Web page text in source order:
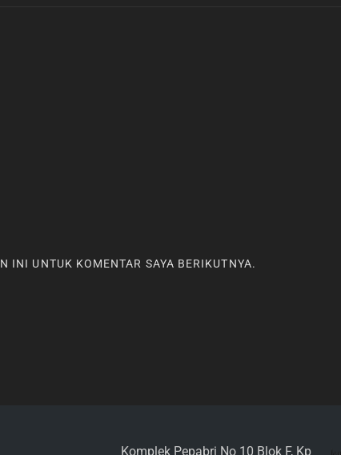
INI UNTUK KOMENTAR SAYA BERIKUTNYA.
Komplek Pepabri No 10 Blok F, Kp